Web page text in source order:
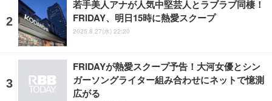
若手美人アナが人気中堅芸人とラブラブ同棲！
FRIDAY、明日15時に熱愛スクープ
2025.8.27(水) 22:20
FRIDAYが熱愛スクープ予告！大河女優とシン
ガーソングライター組み合わせにネットで憶測
広がる